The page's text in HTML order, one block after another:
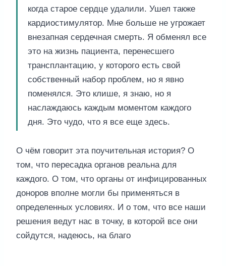
когда старое сердце удалили. Ушел также
кардиостимулятор. Мне больше не угрожает
внезапная сердечная смерть. Я обменял все
это на жизнь пациента, перенесшего
трансплантацию, у которого есть свой
собственный набор проблем, но я явно
поменялся. Это клише, я знаю, но я
наслаждаюсь каждым моментом каждого
дня. Это чудо, что я все еще здесь.
О чём говорит эта поучительная история? О
том, что пересадка органов реальна для
каждого. О том, что органы от инфицированных
доноров вполне могли бы применяться в
определенных условиях. И о том, что все наши
решения ведут нас в точку, в которой все они
сойдутся, надеюсь, на благо